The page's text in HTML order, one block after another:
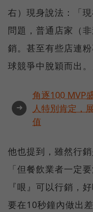
右）現身說法：「
問題，普通店家（
銷。甚至有些店連
球競爭中脫穎而出。
➜
角逐100 MVP
人特別肯定，
值
他也提到，雖然行
「但餐飲業者一定
『哏』可以行銷，
要在10秒鐘內做出差